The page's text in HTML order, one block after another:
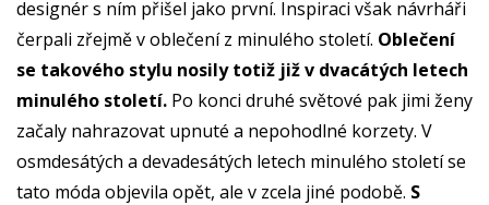
designér s ním přišel jako první. Inspiraci však návrháři
čerpali zřejmě v oblečení z minulého století. Oblečení
se takového stylu nosily totiž již v dvacátých letech
minulého století. Po konci druhé světové pak jimi ženy
začaly nahrazovat upnuté a nepohodlné korzety. V
osmdesátých a devadesátých letech minulého století se
tato móda objevila opět, ale v zcela jiné podobě. S